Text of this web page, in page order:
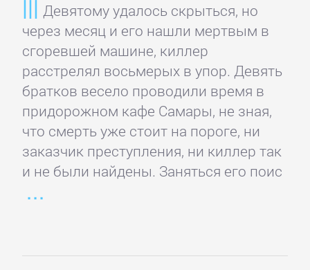
Девятому удалось скрыться, но
через месяц и его нашли мертвым в
сгоревшей машине, киллер
расстрелял восьмерых в упор. Девять
братков весело проводили время в
придорожном кафе Самары, не зная,
что смерть уже стоит на пороге, ни
заказчик преступления, ни киллер так
и не были найдены. Заняться его поис
И
РАССКАЗЫ
Очерки
Повести
Рассказы